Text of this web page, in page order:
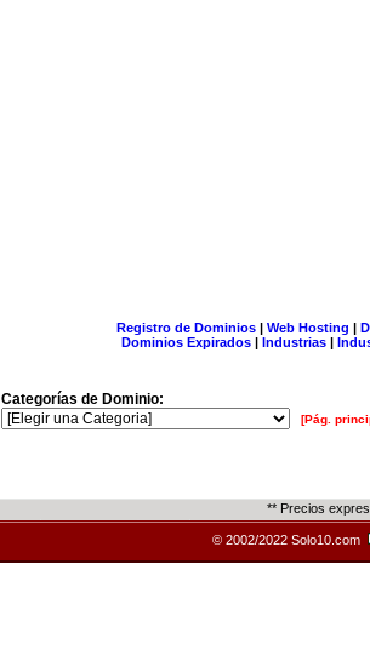
Registro de Dominios| Web Hosting |
Dominios Expirados | Industrias |
Categorías de Dominio:
[Pág.
** Precios
© 2002/2022 Solo10.com